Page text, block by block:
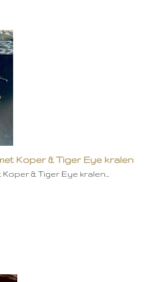
Koper & Tiger Eye kralen
& Tiger Eye kralen…